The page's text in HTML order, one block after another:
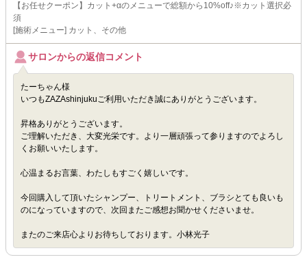
【お任せクーポン】カット+αのメニューで総額から10%off♪※カット選択必
須
[施術メニュー] カット、その他
サロンからの返信コメント
たーちゃん様
いつもZAZAshinjukuご利用いただき誠にありがとうございます。
昇格ありがとうございます。
ご理解いただき、大変光栄です。より一層頑張って参りますのでよろし
くお願いいたします。
心温まるお言葉、わたしもすごく嬉しいです。
今回購入して頂いたシャンプー、トリートメント、ブラシとても良いも
のになっていますので、次回またご感想お聞かせくださいませ。
またのご来店心よりお待ちしております。小林光子